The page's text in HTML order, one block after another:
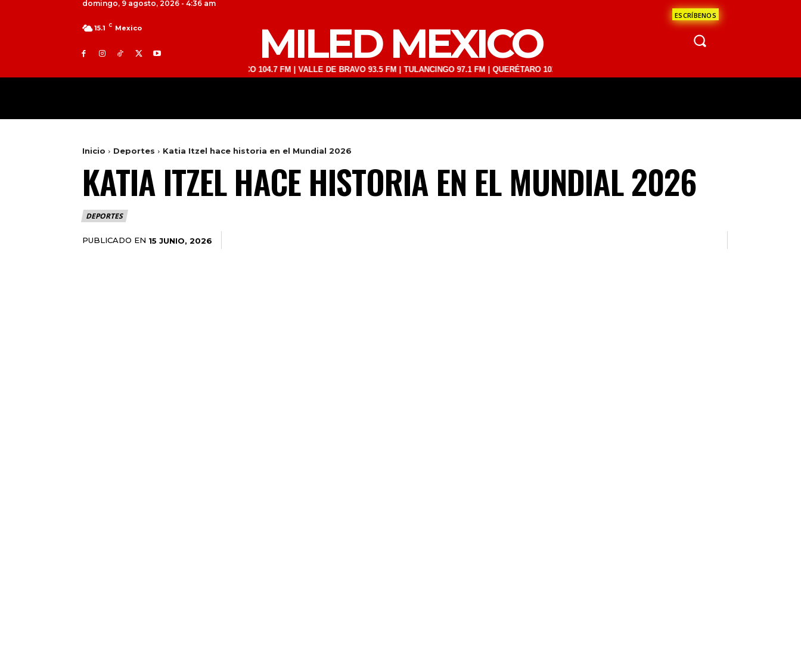
domingo, 9 agosto, 2026 - 4:36 am
ESCRÍBENOS
15.1 C Mexico MILED MEXICO
TOLUCA 98.9 FM | ATLACOMULCO 104.7 FM | VALLE DE BRAVO 93.5 FM | TULANCINGO 97.1 FM | QUERÉTARO 103.1 FM | SAN JUAN DEL RÍO 93.1 FM | GUADALAJARA 1510 AM | LA
Inicio Deportes Katia Itzel hace historia en el Mundial 2026
KATIA ITZEL HACE HISTORIA EN EL MUNDIAL 2026
DEPORTES
PUBLICADO EN 15 JUNIO, 2026